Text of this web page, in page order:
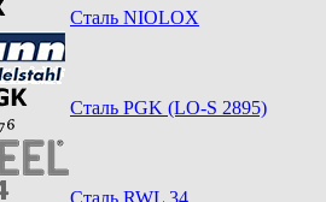
Сталь NIOLOX
Сталь PGK (LO-S 2895)
Сталь RWL 34